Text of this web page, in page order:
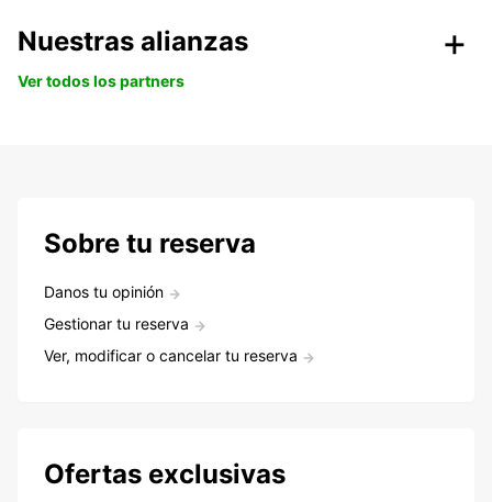
Nuestras alianzas
Ver todos los partners
Sobre tu reserva
Danos tu opinión
Gestionar tu reserva
Ver, modificar o cancelar tu reserva
Ofertas exclusivas